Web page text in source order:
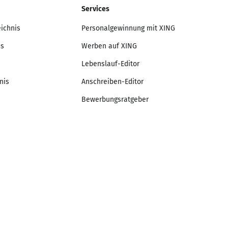
Services
Personalgewinnung mit XING
Werben auf XING
Lebenslauf-Editor
Anschreiben-Editor
Bewerbungsratgeber